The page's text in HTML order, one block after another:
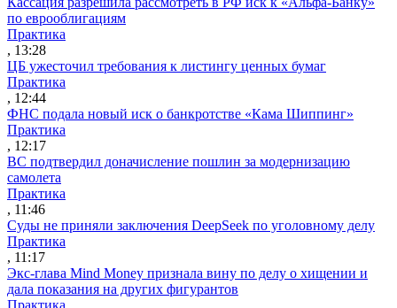
по еврооблигациям
Практика
, 13:28
ЦБ ужесточил требования к листингу ценных бумаг
Практика
, 12:44
ФНС подала новый иск о банкротстве «Кама Шиппинг»
Практика
, 12:17
ВС подтвердил доначисление пошлин за модернизацию
самолета
Практика
, 11:46
Суды не приняли заключения DeepSeek по уголовному делу
Практика
, 11:17
Экс-глава Mind Money признала вину по делу о хищении и
дала показания на других фигурантов
Практика